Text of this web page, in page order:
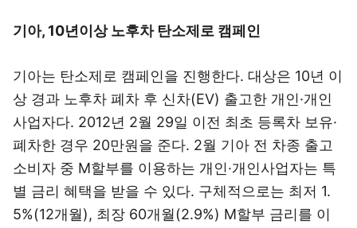
기아, 10년이상 노후차 탄소제로 캠페인
기아는 탄소제로 캠페인을 진행한다. 대상은 10년 이
상 경과 노후차 폐차 후 신차(EV) 출고한 개인·개인
사업자다. 2012년 2월 29일 이전 최초 등록차 보유·
폐차한 경우 20만원을 준다. 2월 기아 전 차종 출고
소비자 중 M할부를 이용하는 개인·개인사업자는 특
별 금리 혜택을 받을 수 있다. 구체적으로는 최저 1.
5%(12개월), 최장 60개월(2.9%) M할부 금리를 이